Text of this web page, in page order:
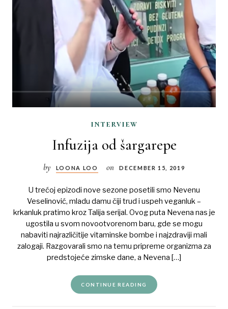
interview
Infuzija od šargarepe
by LOONA LOO on DECEMBER 15, 2019
U trećoj epizodi nove sezone posetili smo Nevenu
Veselinović, mladu damu čiji trud i uspeh veganluk –
krkanluk pratimo kroz Talija serijal. Ovog puta Nevena nas je
ugostila u svom novootvorenom baru, gde se mogu
nabaviti najrazličitije vitaminske bombe i najzdraviji mali
zalogaji. Razgovarali smo na temu pripreme organizma za
predstojeće zimske dane, a Nevena […]
CONTINUE READING